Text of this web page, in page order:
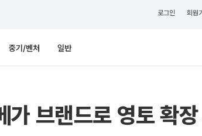
로그인 회원
중기/벤처 일반
가 브랜드로 영토 확